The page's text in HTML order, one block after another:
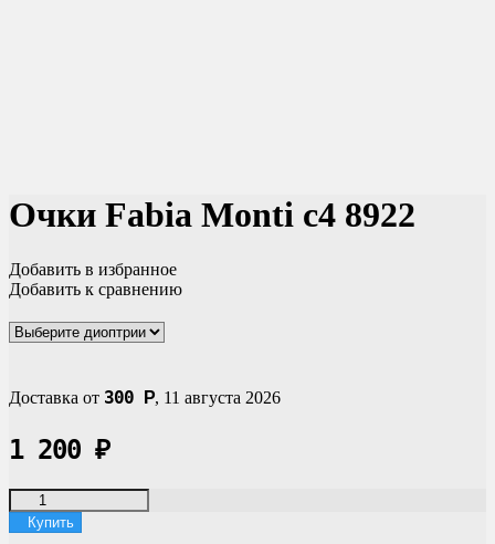
Очки Fabia Monti c4 8922
Добавить в избранное
Добавить к сравнению
Доставка от 300 Р, 11 августа 2026
1 200 ₽
Купить